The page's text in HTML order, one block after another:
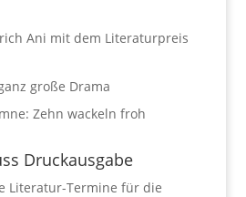
Ani mit dem Literaturpreis
große Drama
Zehn wackeln froh
Druckausgabe
Literatur-Termine für die